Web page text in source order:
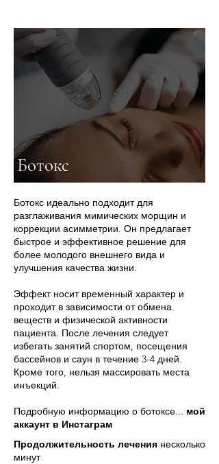
Ботокс
Ботокс идеально подходит для
разглаживания мимических морщин и
коррекции асимметрии. Он предлагает
быстрое и эффективное решение для
более молодого внешнего вида и
улучшения качества жизни.
Эффект носит временный характер и
проходит в зависимости от обмена
веществ и физической активности
пациента. После лечения следует
избегать занятий спортом, посещения
бассейнов и саун в течение 3-4 дней.
Кроме того, нельзя массировать места
инъекций.
Подробную информацию о ботоксе... мой
аккаунт в Инстаграм
Продолжительность лечения несколько
минут